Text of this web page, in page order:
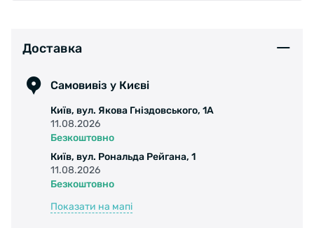
Доставка
Самовивіз у Києві
Київ, вул. Якова Гніздовського, 1А
11.08.2026
Безкоштовно
Київ, вул. Рональда Рейгана, 1
11.08.2026
Безкоштовно
Показати на мапі